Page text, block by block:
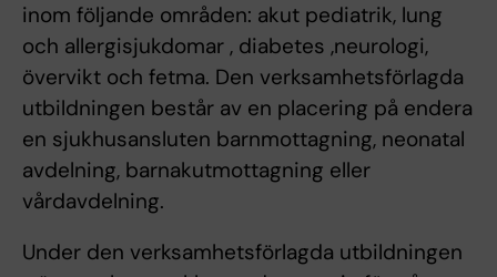
inom följande områden: akut pediatrik, lung
och allergisjukdomar , diabetes ,neurologi,
övervikt och fetma. Den verksamhetsförlagda
utbildningen består av en placering på endera
en sjukhusansluten barnmottagning, neonatal
avdelning, barnakutmottagning eller
vårdavdelning.
Under den verksamhetsförlagda utbildningen